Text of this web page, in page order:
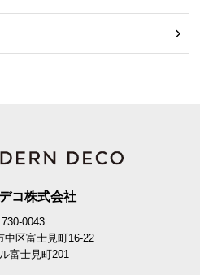
ーム
コ株式会社
0043
中区富士見町16-22
富士見町201